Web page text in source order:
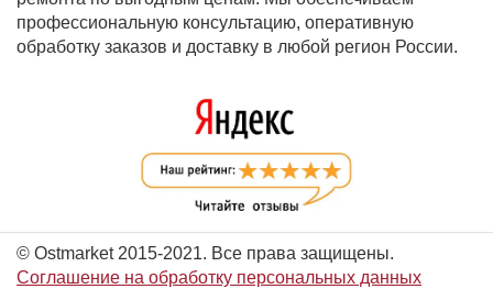
профессиональную консультацию, оперативную
обработку заказов и доставку в любой регион России.
© Ostmarket 2015-2021. Все права защищены.
Соглашение на обработку персональных данных